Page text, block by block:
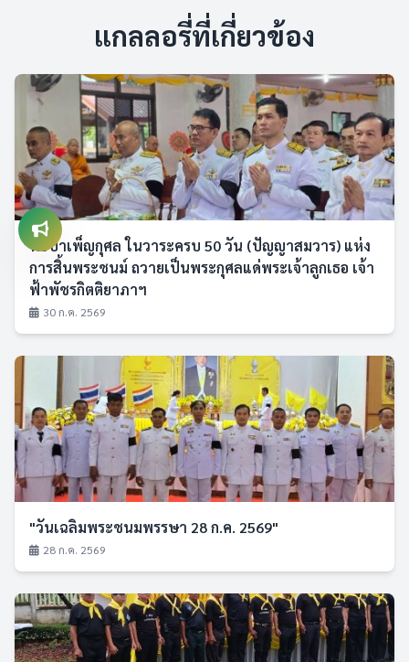
แกลลอรี่ที่เกี่ยวข้อง
พิธีบำเพ็ญกุศล ในวาระครบ 50 วัน (ปัญญาสมวาร) แห่ง
การสิ้นพระชนม์ ถวายเป็นพระกุศลแด่พระเจ้าลูกเธอ เจ้า
ฟ้าพัชรกิตติยาภาฯ
30 ก.ค. 2569
"วันเฉลิมพระชนมพรรษา 28 ก.ค. 2569"
28 ก.ค. 2569